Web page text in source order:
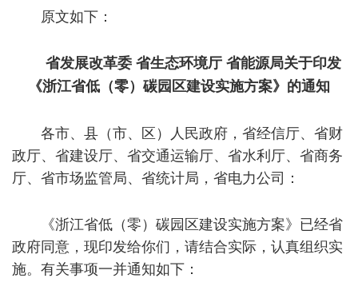
原文如下：
省发展改革委 省生态环境厅 省能源局关于印发
《浙江省低（零）碳园区建设实施方案》的通知
各市、县（市、区）人民政府，省经信厅、省财
政厅、省建设厅、省交通运输厅、省水利厅、省商务
厅、省市场监管局、省统计局，省电力公司：
《浙江省低（零）碳园区建设实施方案》已经省
政府同意，现印发给你们，请结合实际，认真组织实
施。有关事项一并通知如下：